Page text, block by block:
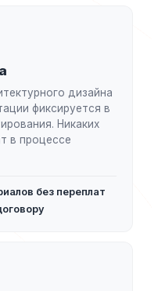
дизайна
фиксируется в
Никаких
в процессе
без переплат